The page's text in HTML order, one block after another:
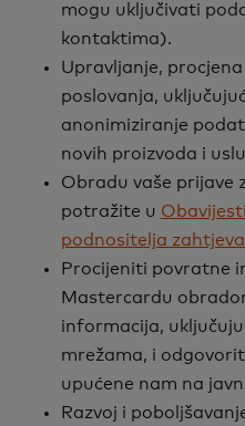
mogu uključivati
kontaktima).
Upravljanje,
poslovanja,
anonimiziranje
novih proizvoda i
Obradu vaše prijave
potražite u
podnositelja
Procijeniti povratne
Mastercardu
informacija,
mrežama, i
upućene nam na
Razvoj i